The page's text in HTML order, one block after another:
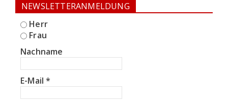
NEWSLETTERANMELDUNG
Herr
Frau
Nachname
E-Mail*